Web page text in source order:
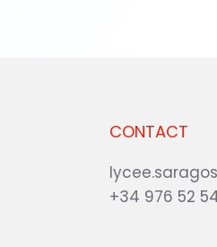
CONTACT
+34 976 52